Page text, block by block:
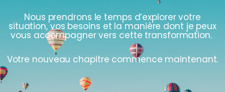
Nous prendrons le temps d’explorer votre
situation, vos besoins et la manière dont je peux
vous accompagner vers cette transformation.
Votre nouveau chapitre commence maintenant.